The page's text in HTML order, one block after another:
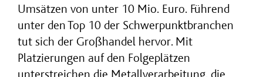
Umsätzen von unter 10 Mio. Euro. Führend
unter den Top 10 der Schwerpunktbranchen
tut sich der Großhandel hervor. Mit
Platzierungen auf den Folgeplätzen
unterstreichen die Metallverarbeitung, die